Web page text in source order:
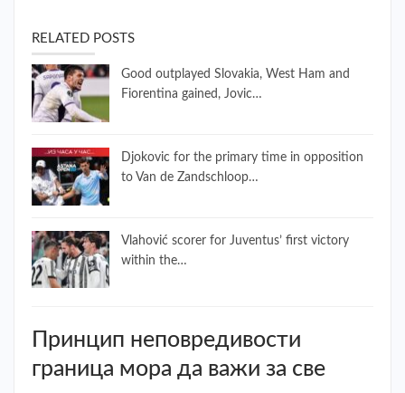
RELATED POSTS
Good outplayed Slovakia, West Ham and
Fiorentina gained, Jovic…
Djokovic for the primary time in opposition
to Van de Zandschloop…
Vlahović scorer for Juventus’ first victory
within the…
Принцип неповредивости
граница мора да важи за све